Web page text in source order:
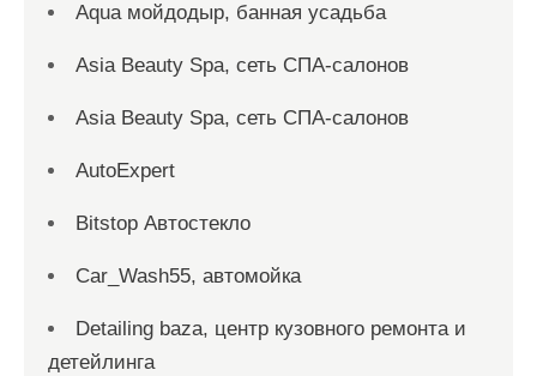
Aqua мойдодыр, банная усадьба
Asia Beauty Spa, сеть СПА-салонов
Asia Beauty Spa, сеть СПА-салонов
AutoExpert
Bitstop Автостекло
Car_Wash55, автомойка
Detailing baza, центр кузовного ремонта и
детейлинга